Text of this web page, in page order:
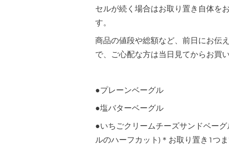
セルが続く場合はお取り置き自体を
す。
商品の値段や総額など、前日にお伝
で、ご心配な方は当日見てからお買
●プレーンベーグル
●塩バターベーグル
●いちごクリームチーズサンドベー
ルのハーフカット)＊お取り置き1つ